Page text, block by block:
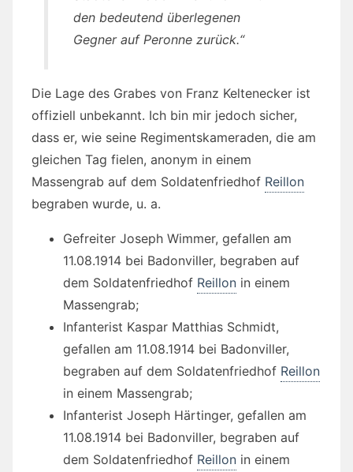
den bedeutend überlegenen
Gegner auf Peronne zurück.“
Die Lage des Grabes von Franz Keltenecker ist
offiziell unbekannt. Ich bin mir jedoch sicher,
dass er, wie seine Regimentskameraden, die am
gleichen Tag fielen, anonym in einem
Massengrab auf dem Soldatenfriedhof Reillon
begraben wurde, u. a.
Gefreiter Joseph Wimmer, gefallen am
11.08.1914 bei Badonviller, begraben auf
dem Soldatenfriedhof Reillon in einem
Massengrab;
Infanterist Kaspar Matthias Schmidt,
gefallen am 11.08.1914 bei Badonviller,
begraben auf dem Soldatenfriedhof Reillon
in einem Massengrab;
Infanterist Joseph Härtinger, gefallen am
11.08.1914 bei Badonviller, begraben auf
dem Soldatenfriedhof Reillon in einem